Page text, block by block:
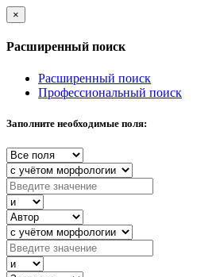
×
Расширенный поиск
Расширенный поиск
Профессиональный поиск
Заполните необходимые поля: